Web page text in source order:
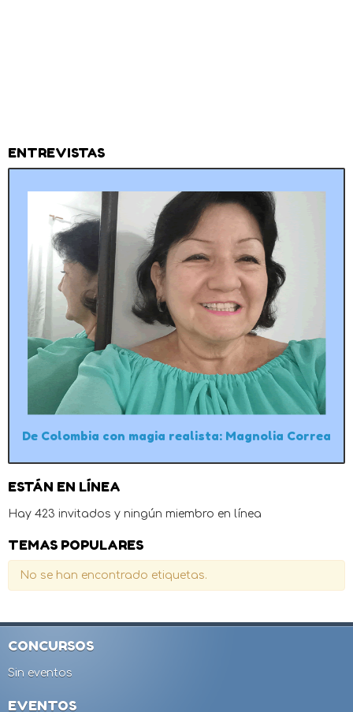
ENTREVISTAS
De Colombia con magia realista: Magnolia Correa
ESTÁN EN LÍNEA
Hay 423 invitados y ningún miembro en línea
TEMAS POPULARES
No se han encontrado etiquetas.
CONCURSOS
Sin eventos
EVENTOS